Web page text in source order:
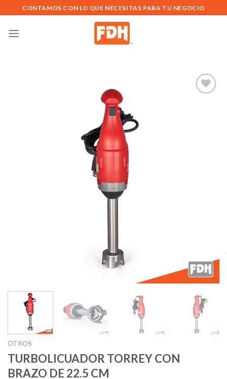
al
contenido
CONTAMOS CON LO QUE NECESITAS PARA TU NEGOCIO
OTROS
TURBOLICUADOR TORREY CON
BRAZO DE 22.5 CM